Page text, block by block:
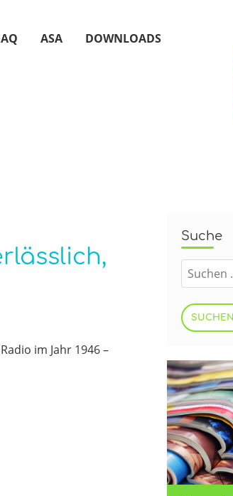
ASA DOWNLOADS
im Jahr 1946 –
Suche
SUCHEN